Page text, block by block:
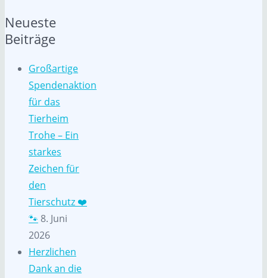
Neueste
Beiträge
Großartige
Spendenaktion
für das
Tierheim
Trohe – Ein
starkes
Zeichen für
den
Tierschutz ❤️
🐾 8. Juni
2026
Herzlichen
Dank an die